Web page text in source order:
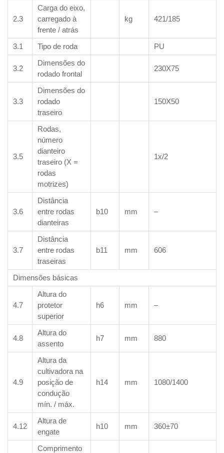
2.3
Carga do eixo,
carregado à
frente / atrás
kg 421/185
3.1 Tipo de roda PU
3.2
Dimensões do
rodado frontal
230X75
3.3
Dimensões do
rodado
traseiro
150X50
3.5
Rodas,
número
dianteiro
traseiro (X =
rodas
motrizes)
1x/2
3.6
Distância
entre rodas
dianteiras
b10 mm –
3.7
Distância
entre rodas
traseiras
b11 mm 606
Dimensões básicas
4.7
Altura do
protetor
superior
h6 mm –
4.8
Altura do
assento
h7 mm 880
4.9
Altura da
cultivadora na
posição de
condução
mín. / máx.
h14 mm 1080/1400
4.12
Altura de
engate
h10 mm 360±70
Comprimento